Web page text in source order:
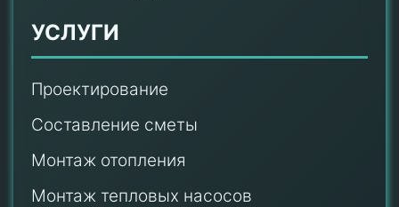
УСЛУГИ
Проектирование
Составление сметы
Монтаж отопления
Монтаж тепловых насосов